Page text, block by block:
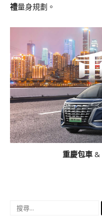
禮量身規劃。
重慶包車&
搜